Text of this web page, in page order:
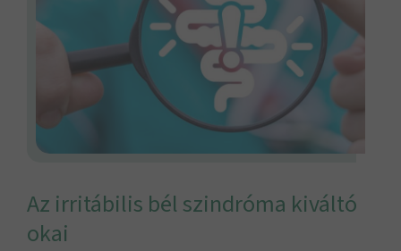
Az irritábilis bél szindróma kiváltó
okai